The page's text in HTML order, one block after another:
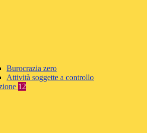
Burocrazia zero
Attività soggette a controllo
12